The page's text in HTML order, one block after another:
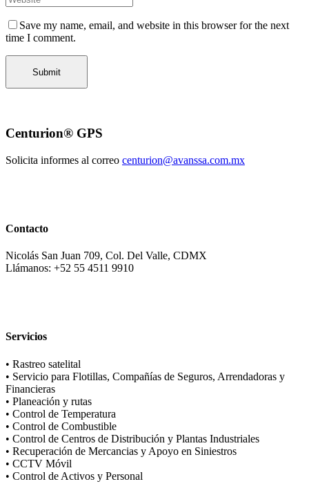
Save my name, email, and website in this browser for the next
time I comment.
Centurion® GPS
Solicita informes al correo centurion@avanssa.com.mx
Contacto
Nicolás San Juan 709, Col. Del Valle, CDMX
Llámanos: +52 55 4511 9910
Servicios
• Rastreo satelital
• Servicio para Flotillas, Compañías de Seguros, Arrendadoras y
Financieras
• Planeación y rutas
• Control de Temperatura
• Control de Combustible
• Control de Centros de Distribución y Plantas Industriales
• Recuperación de Mercancias y Apoyo en Siniestros
• CCTV Móvil
• Control de Activos y Personal